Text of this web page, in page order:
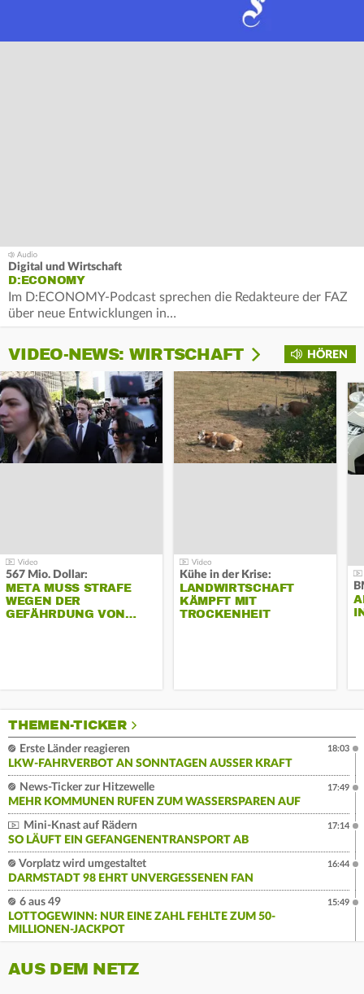
Digital und Wirtschaft
D:ECONOMY
Im D:ECONOMY-Podcast sprechen die Redakteure der FAZ
über neue Entwicklungen in…
HÖREN
VIDEO-NEWS: WIRTSCHAFT
567 Mio. Dollar:
META MUSS STRAFE
WEGEN DER
GEFÄHRDUNG VON…
Kühe in der Krise:
LANDWIRTSCHAFT
KÄMPFT MIT
TROCKENHEIT
THEMEN-TICKER
Erste Länder reagieren
LKW-FAHRVERBOT AN SONNTAGEN AUSSER KRAFT
18:03
News-Ticker zur Hitzewelle
MEHR KOMMUNEN RUFEN ZUM WASSERSPAREN AUF
17:49
Mini-Knast auf Rädern
SO LÄUFT EIN GEFANGENENTRANSPORT AB
17:14
Vorplatz wird umgestaltet
DARMSTADT 98 EHRT UNVERGESSENEN FAN
16:44
6 aus 49
LOTTOGEWINN: NUR EINE ZAHL FEHLTE ZUM 50-
MILLIONEN-JACKPOT
15:49
AUS DEM NETZ